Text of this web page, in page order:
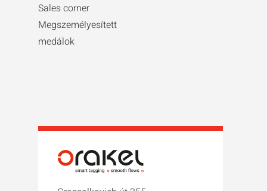
Sales corner
Megszemélyesített
medálok